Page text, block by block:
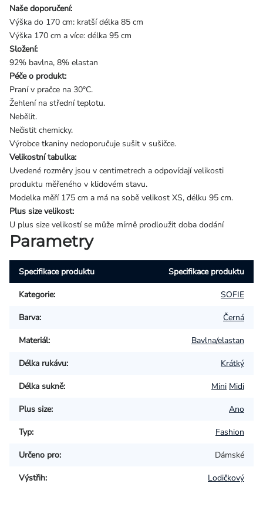
Naše doporučení:
Výška do 170 cm: kratší délka 85 cm
Výška 170 cm a více: délka 95 cm
Složení:
92% bavlna, 8% elastan
Péče o produkt:
Praní v pračce na 30°C.
Žehlení na střední teplotu.
Nebělit.
Nečistit chemicky.
Výrobce tkaniny nedoporučuje sušit v sušičce.
Velikostní tabulka:
Uvedené rozměry jsou v centimetrech a odpovídají velikosti
produktu měřeného v klidovém stavu.
Modelka měří 175 cm a má na sobě velikost XS, délku 95 cm.
Plus size velikost:
U plus size velikostí se může mírně prodloužit doba dodání
Parametry
Specifikace produktu Specifikace produktu
Kategorie: SOFIE
Barva: Černá
Materiál: Bavlna/elastan
Délka rukávu: Krátký
Délka sukně: Mini Midi
Plus size: Ano
Typ: Fashion
Určeno pro: Dámské
Výstřih: Lodičkový